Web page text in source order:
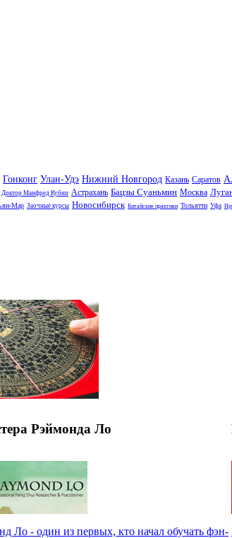
Гонконг Улан-Удэ Нижний Новгород Казань Саратов
Доктор Манфред Кубни Астрахань Бацзы Суаньмин Москва
Мар Заочные курсы Новосибирск Китайские практики Тольятти Уфа
Рэймонда Ло
Ло - один из первых, кто начал обучать фэн-